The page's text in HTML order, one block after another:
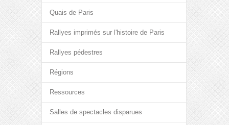
Quais de Paris
Rallyes imprimés sur l'histoire de Paris
Rallyes pédestres
Régions
Ressources
Salles de spectacles disparues